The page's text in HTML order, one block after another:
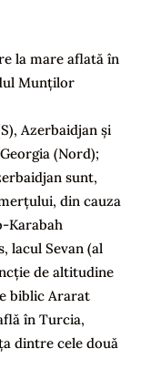
la mare aflată în
Munților
Azerbaidjan și
(Nord);
sunt,
din cauza
Karabah
lacul Sevan (al
de altitudine
biblic Ararat
în Turcia,
dintre cele două